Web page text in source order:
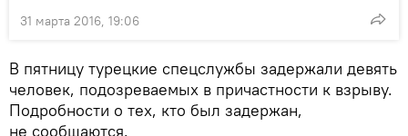
31 марта 2016, 19:06
В пятницу турецкие спецслужбы задержали девять
человек, подозреваемых в причастности к взрыву.
Подробности о тех, кто был задержан,
не сообщаются.